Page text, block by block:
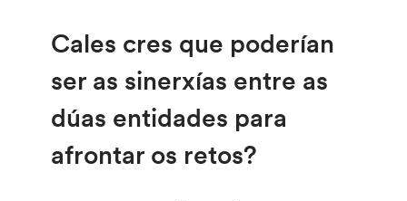
Cales cres que poderían
ser as sinerxías entre as
dúas entidades para
afrontar os retos?